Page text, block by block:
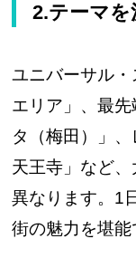
2.テーマを
ユニバーサル
エリア」、最
タ（梅田）」
天王寺」など、
異なります。1
街の魅力を堪能